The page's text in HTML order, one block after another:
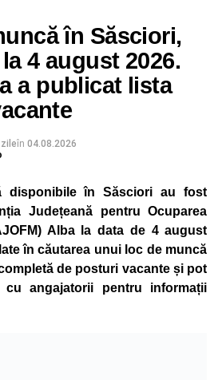
al companiei, măsura va fi aplicată
necesitățile sistemului energetic.
precizează că evoluția situației
iar activitatea va reveni la
ce condițiile vor permite.
că oprirea temporară a unor linii
livrările către clienți.
printre cei mai mari consumatori de
România. O parte din necesarul
prin producția proprie de energie,
fotovoltaice și al unităților
afirmă că vor continua
și operatorii din domeniul
la depășirea perioadei dificile
în Săsciori,
4 august 2026.
a publicat lista
în 04.08.2026
disponibile în Săsciori au fost
Județeană pentru Ocuparea
Alba la data de 4 august
în căutarea unui loc de muncă
de posturi vacante și pot
cu angajatorii pentru informații